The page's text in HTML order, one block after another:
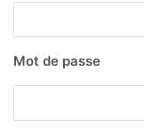
Mot de passe